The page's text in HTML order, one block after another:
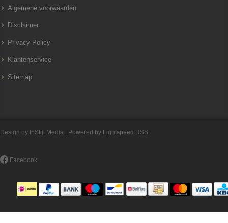
Algemene voorwaarden
Disclaimer
Privacy Policy
Klantenservice
Sitemap
Design by InStijl Media | Powered by Lightspeed RSS
Facebook